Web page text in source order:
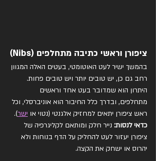
ציפורן וראשי כתיבה מתחלפים (Nibs)
בהמשך ישיר לעט האוטומטי, בעטים האלה המגוון
רחב גם כן, יש טובים יותר ויש טובים פחות.
היתרון הוא שמדובר בעט אחד וראשים
מתחלפים, ובדרך כלל החיבור הוא אוניברסלי, וכל
ראש ציפורן יתאים למחזיק אלגנטי (נטוי או ישר).
כדאי לנסות: נייר חלק ומותאם לקליגרפיה של
ציפורן יעזור לעט להחליק על הדף בנוחות ולא
יהרוס או ישחק את הקצה.